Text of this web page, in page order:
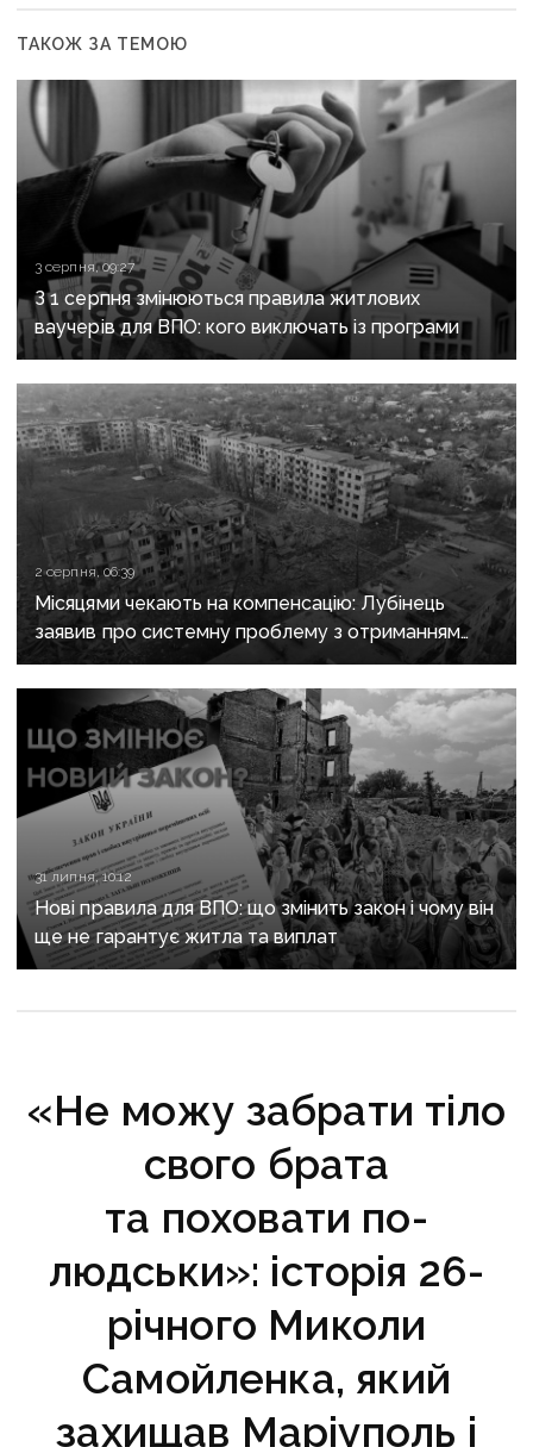
ТАКОЖ ЗА ТЕМОЮ
3 серпня, 09:27
З 1 серпня змінюються правила житлових
ваучерів для ВПО: кого виключать із програми
2 серпня, 06:39
Місяцями чекають на компенсацію: Лубінець
заявив про системну проблему з отриманням
сертифікатів за зруйноване житло
31 липня, 10:12
Нові правила для ВПО: що змінить закон і чому він
ще не гарантує житла та виплат
«Не можу забрати тіло
свого брата
та поховати по-
людськи»: історія 26-
річного Миколи
Самойленка, який
захищав Маріуполь і